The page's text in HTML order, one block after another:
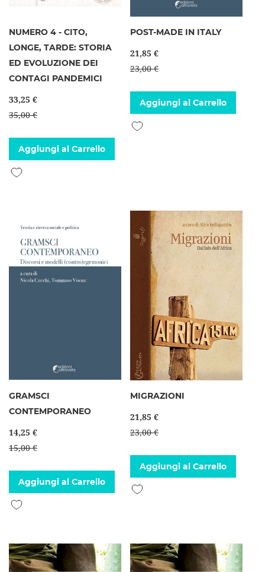
NUMERO 4 - CITO,
LONGE, TARDE: STORIA
ED EVOLUZIONE DEI
CONTAGI PANDEMICI
33,25 €
35,00 €
Aggiungi al Carrello
Aggiungi alla lista desideri
POST-MADE IN ITALY
21,85 €
23,00 €
Aggiungi al Carrello
Aggiungi alla lista desideri
GRAMSCI
CONTEMPORANEO
14,25 €
15,00 €
Aggiungi al Carrello
Aggiungi alla lista desideri
MIGRAZIONI
21,85 €
23,00 €
Aggiungi al Carrello
Aggiungi alla lista desideri